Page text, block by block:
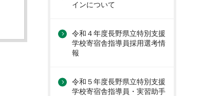
インについて
令和４年度長野県立特別支援
学校寄宿舎指導員採用選考情
報
令和５年度長野県立特別支援
学校寄宿舎指導員・実習助手